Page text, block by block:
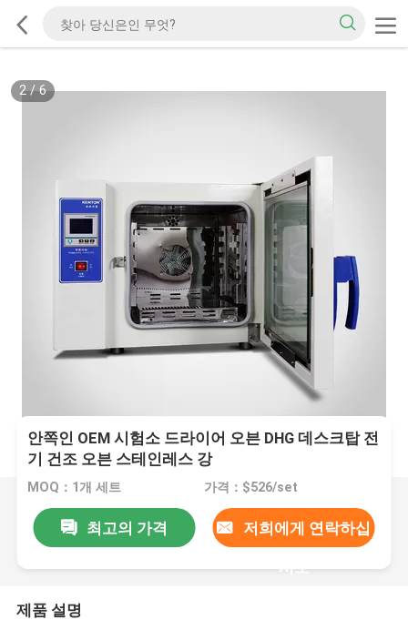
2/6
안쪽인 OEM 시험소 드라이어 오븐 DHG 데스크탑 전
기 건조 오븐 스테인레스 강
MOQ：1개 세트 가격：$526/set
최고의 가격 저희에게 연락하십
시오
제품 설명